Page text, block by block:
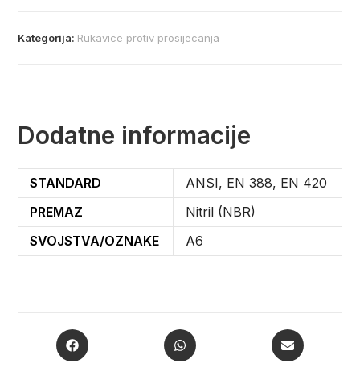
Kategorija: Rukavice protiv prosijecanja
Dodatne informacije
STANDARD
ANSI, EN 388, EN 420
PREMAZ
Nitril (NBR)
SVOJSTVA/OZNAKE
A6